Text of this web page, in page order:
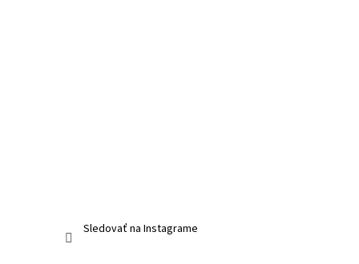
Sledovať na Instagrame